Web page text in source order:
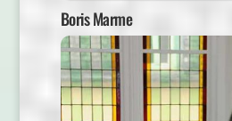
Boris Marme